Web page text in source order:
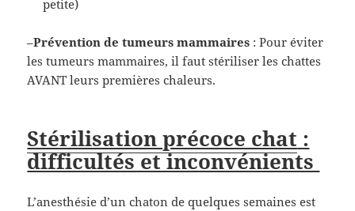
petite)
–Prévention de tumeurs mammaires : Pour éviter
les tumeurs mammaires, il faut stériliser les chattes
AVANT leurs premières chaleurs.
Stérilisation précoce chat :
difficultés et inconvénients
L’anesthésie d’un chaton de quelques semaines est